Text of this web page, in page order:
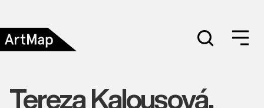
Tereza Kalousová,